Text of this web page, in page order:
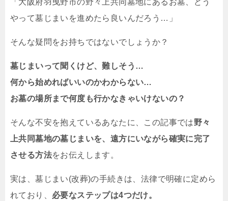
「大阪府羽曳野市の野々上共同墓地にあるお墓、どう
やって墓じまいを進めたら良いんだろう…」
そんな疑問をお持ちではないでしょうか？
墓じまいって聞くけど、難しそう…
何から始めればいいのかわからない…
お墓の場所まで何度も行かなきゃいけないの？
そんな不安を抱えているあなたに、この記事では野々
上共同墓地の墓じまいを、遠方にいながら確実に完了
させる方法をお伝えします。
実は、墓じまい(改葬)の手続きは、法律で明確に定めら
れており、 必要なステップは4つだけ。